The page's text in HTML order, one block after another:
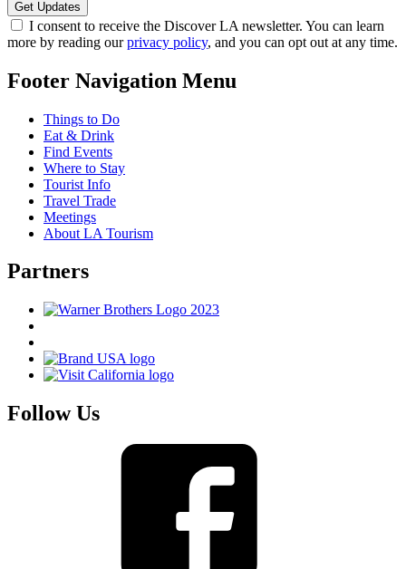
I consent to receive the Discover LA newsletter. You can learn
more by reading ourprivacy policy, and you can opt out at any time.
Footer Navigation Menu
Things to Do
Eat & Drink
Find Events
Where to Stay
Tourist Info
Travel Trade
Meetings
About LA Tourism
Partners
Follow Us